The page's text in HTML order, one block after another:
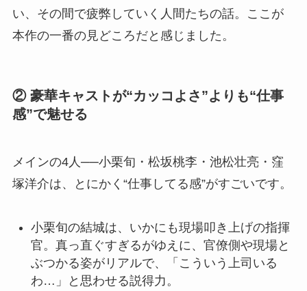
い、その間で疲弊していく人間たちの話。ここが
本作の一番の見どころだと感じました。
② 豪華キャストが“カッコよさ”よりも“仕事
感”で魅せる
メインの4人──小栗旬・松坂桃李・池松壮亮・窪
塚洋介は、とにかく“仕事してる感”がすごいです。
小栗旬の結城は、いかにも現場叩き上げの指揮
官。真っ直ぐすぎるがゆえに、官僚側や現場と
ぶつかる姿がリアルで、「こういう上司いる
わ…」と思わせる説得力。